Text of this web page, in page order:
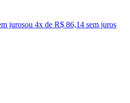
jurosou 4x de R$ 86,14 sem juros